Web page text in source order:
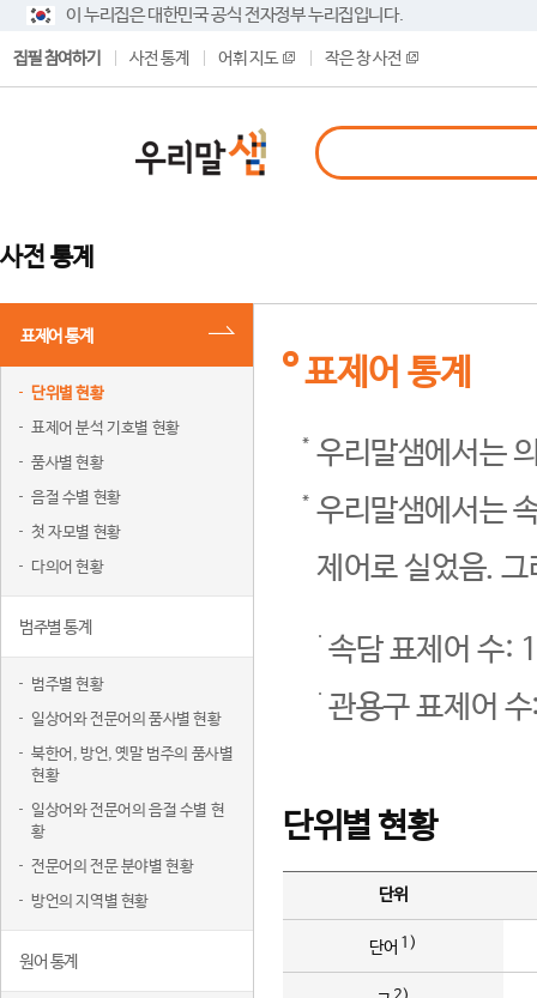
이 누리집은 대한민국 공식 전자정부 누리집입니다.
집필 참여하기 사전 통계 어휘 지도 작은 창 사전
사전 통계
표제어 통계
단위별 현황
표제어 분석 기호별 현황
품사별 현황
음절 수별 현황
첫 자모별 현황
다의어 현황
범주별 통계
범주별 현황
일상어와 전문어의 품사별 현황
북한어, 방언, 옛말 범주의 품사별
현황
일상어와 전문어의 음절 수별 현
황
전문어의 전문 분야별 현황
방언의 지역별 현황
원어 통계
표제어 통계
우리말샘에서는
우리말샘에서는
제어로 실었음.
속담 표제어 수:
관용구 표제어
단위별 현황
단위
단어 1)